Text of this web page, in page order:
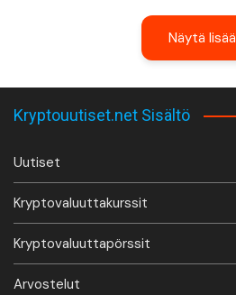
Näytä lisää
Kryptouutiset.net Sisältö
Uutiset
Kryptovaluuttakurssit
Kryptovaluuttapörssit
Arvostelut